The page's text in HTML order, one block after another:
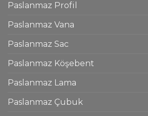
Paslanmaz Profil
Paslanmaz Vana
Paslanmaz Sac
Paslanmaz Köşebent
Paslanmaz Lama
Paslanmaz Çubuk